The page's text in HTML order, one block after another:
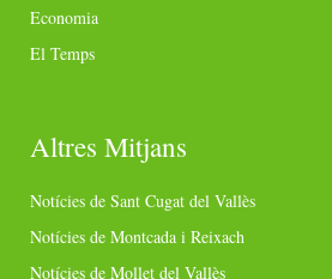
Economia
El Temps
Altres Mitjans
Notícies de Sant Cugat del Vallès
Notícies de Montcada i Reixach
Notícies de Mollet del Vallès